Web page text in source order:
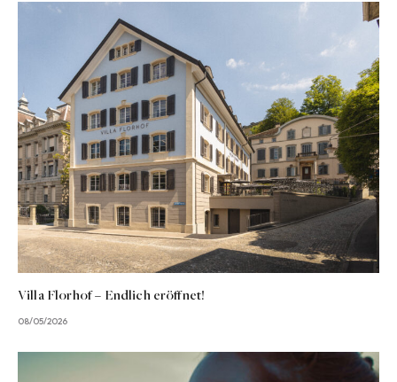
Villa Florhof – Endlich eröffnet!
08/05/2026